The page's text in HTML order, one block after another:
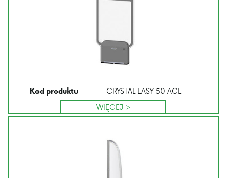
Kod produktu
CRYSTAL EASY 50 ACE
WIĘCEJ >